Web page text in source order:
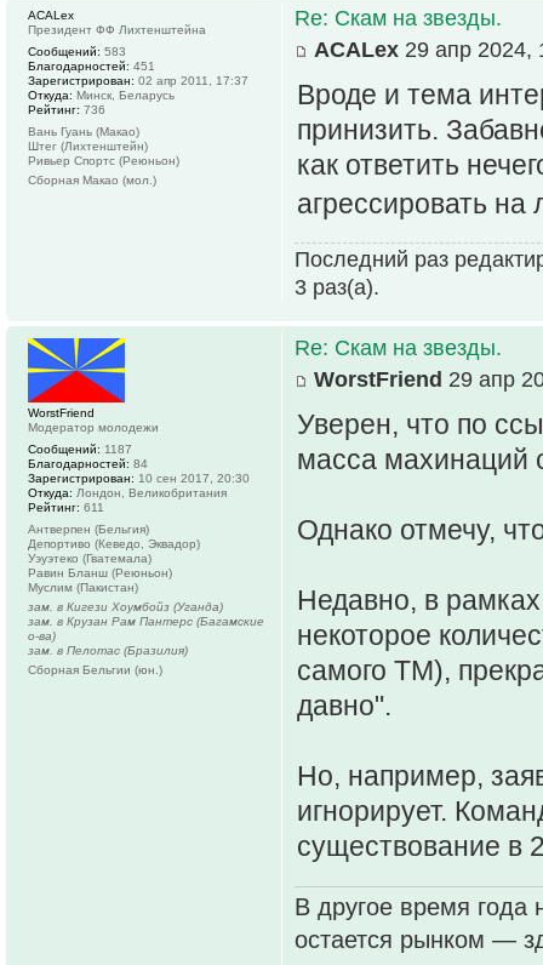
Re: Скам на звезды.
ACALex 29 апр 2024,
Вроде и тема
принизить.
как ответить
агрессировать
Последний раз
3 раз(а).
ACALex
Президент ФФ Лихтенштейна
Сообщений: 583
Благодарностей: 451
Зарегистрирован: 02 апр 2011, 17:37
Откуда: Минск, Беларусь
Рейтинг: 736
Вань Гуань (Макао)
Штег (Лихтенштейн)
Ривьер Спортс (Реюньон)
Сборная Макао (мол.)
Re: Скам на звезды.
WorstFriend 29 апр
Уверен, что по
масса махинаций
Однако отмечу,
Недавно, в
некоторое
самого ТМ),
давно".
Но, например,
игнорирует.
существование в
В другое время года
остается рынком —
WorstFriend
Модератор молодежи
Сообщений: 1187
Благодарностей: 84
Зарегистрирован: 10 сен 2017, 20:30
Откуда: Лондон, Великобритания
Рейтинг: 611
Антверпен (Бельгия)
Депортиво (Кеведо, Эквадор)
Уэуэтеко (Гватемала)
Равин Бланш (Реюньон)
Муслим (Пакистан)
зам. в Кигези Хоумбойз (Уганда)
зам. в Крузан Рам Пантерс (Багамские
о-ва)
зам. в Пелотас (Бразилия)
Сборная Бельгии (юн.)